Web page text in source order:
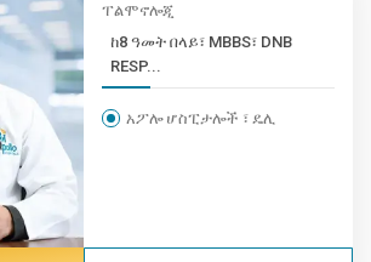
ፐልሞኖሎጂ
ከ8 ዓመት በላይ፣ MBBS፣ DNB
RESP...
አፖሎ ሆስፒታሎች ፣ ዴሊ